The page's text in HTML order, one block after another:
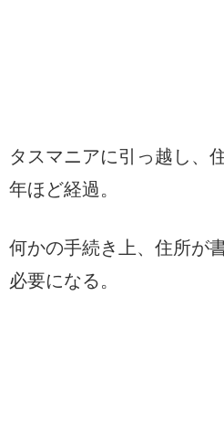
タスマニアに引っ越し、
年ほど経過。
何かの手続き上、住所が
必要になる。